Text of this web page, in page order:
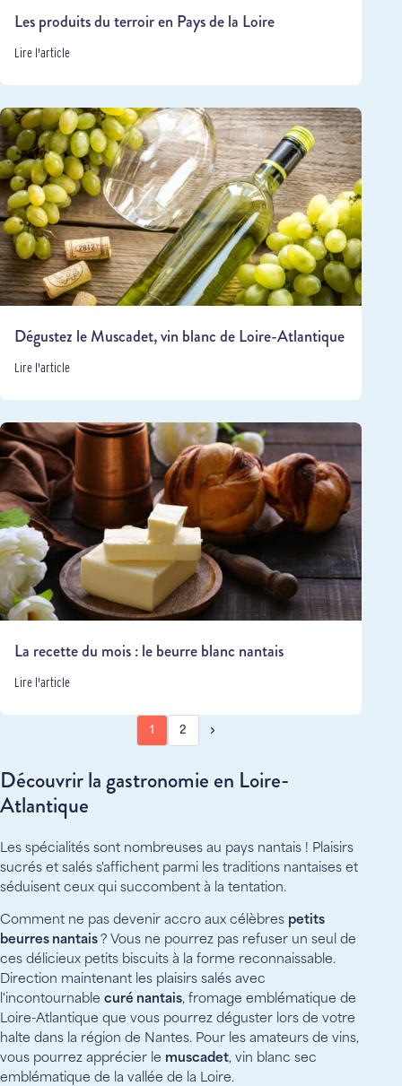
Les produits du terroir en Pays de la Loire
Lire l'article
Dégustez le Muscadet, vin blanc de Loire-Atlantique
Lire l'article
La recette du mois : le beurre blanc nantais
Lire l'article
1 2
Découvrir la gastronomie en Loire-
Atlantique
Les spécialités sont nombreuses au pays nantais ! Plaisirs
sucrés et salés s'affichent parmi les traditions nantaises et
séduisent ceux qui succombent à la tentation.
Comment ne pas devenir accro aux célèbres petits
beurres nantais ? Vous ne pourrez pas refuser un seul de
ces délicieux petits biscuits à la forme reconnaissable.
Direction maintenant les plaisirs salés avec
l'incontournable curé nantais, fromage emblématique de
Loire-Atlantique que vous pourrez déguster lors de votre
halte dans la région de Nantes. Pour les amateurs de vins,
vous pourrez apprécier le muscadet, vin blanc sec
emblématique de la vallée de la Loire.